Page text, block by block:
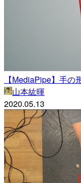
【MediaPipe】手の
山本紘暉
2020.05.13